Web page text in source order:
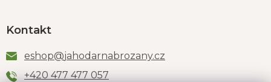
Kontakt
eshop@jahodarnabrozany.cz
+420 477 477 057